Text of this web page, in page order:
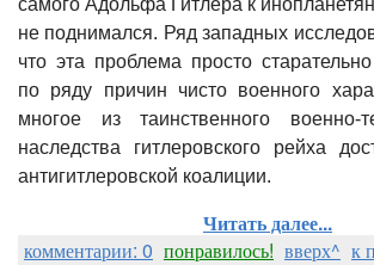
самого Адольфа Гитлера к
не поднимался. Ряд западных
что эта проблема просто
по ряду причин чисто военного
многое из таинственного военно-
наследства гитлеровского рейха
антигитлеровской коалиции.
Читать далее...
комментарии: 0 понравилось! вверх^ к